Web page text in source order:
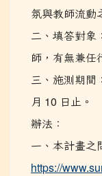
氛與教師流動
二、填答對象
師，有無兼任
三、施測期間
月 10 日止。
辦法：
一、本計畫之
https://